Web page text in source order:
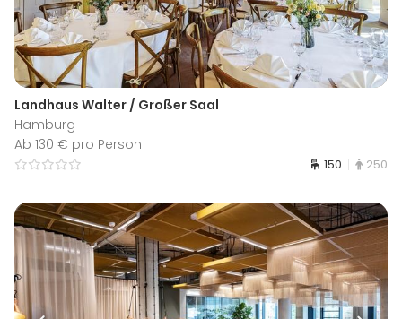
Landhaus Walter / Großer Saal
Hamburg
Ab 130 € pro Person
150 250